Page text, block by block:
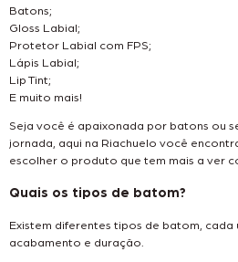
Batons;
Gloss Labial;
Protetor Labial com FPS;
Lápis Labial;
Lip Tint;
E muito mais!
Seja você é apaixonada por batons ou
jornada, aqui na Riachuelo você
escolher o produto que tem mais a ver
Quais os tipos de batom?
Existem diferentes tipos de batom, cada
acabamento e duração.